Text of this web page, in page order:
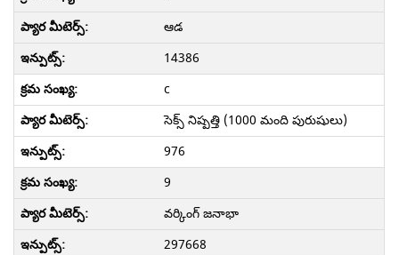
ఆడ
14386
c
సెక్స్ నిష్పత్తి (1000 మంది పురుషులు)
976
9
వర్కింగ్ జనాభా
297668